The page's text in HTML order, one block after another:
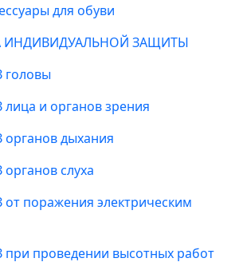
для обуви
ИНДИВИДУАЛЬНОЙ ЗАЩИТЫ
головы
лица и органов зрения
органов дыхания
слуха
от поражения электрическим
при проведении высотных работ